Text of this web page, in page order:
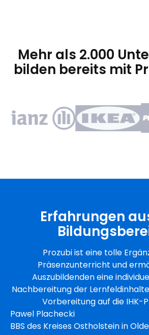
Mehr als 2.000
bilden bereits mit
Erfahrungen
Prozubi ist eine tolle
Präsenzunterricht und
Auszubildenden eine
Nachbereitung der
Vorbereitung auf die IHK-
Pawel Plachecki
BBS des Kreises Ostholstein in